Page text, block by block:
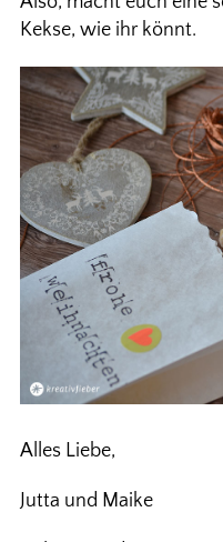
Kekse, wie ihr könnt.
Alles Liebe,
Jutta und Maike